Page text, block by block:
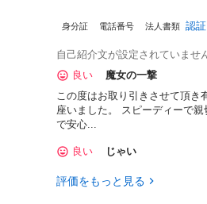
身分証 電話番号 法人書類 認
自己紹介文が設定されていませ
良い
魔女の一撃
この度はお取り引きさせて頂き
座いました。 スピーディーで親
で安心...
良い じゃい
評価をもっと見る